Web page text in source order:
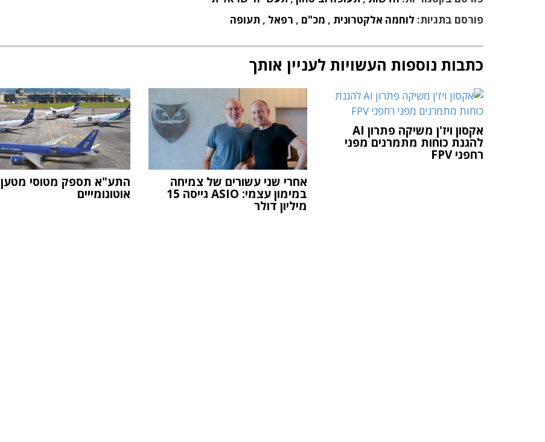
פורסם בתגיות: לוחמה אלקטרונית , מכ"ם , רפאל , תעופה
כתבות נוספות העשויות לעניין אותך
אקסון ויז'ן משיקה פתרון AI
להגנת כוחות מתמרנים מפני
רחפני FPV
אחרי שני עשורים של צמיחה
במימון עצמי: ASIO גייסה 15
מיליון דולר
התע"א תספק מטוסי מטען
אוטונומייים